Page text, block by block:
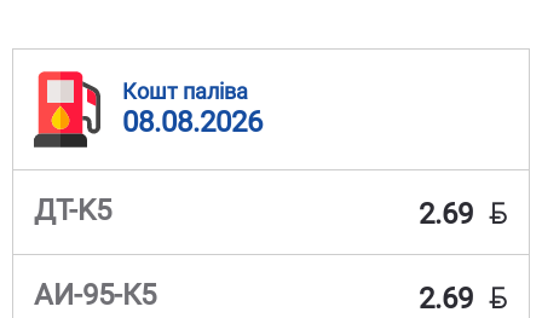
Кошт паліва
08.08.2026
ДТ-K5 2.69 BYN
АИ-95-К5 2.69 BYN